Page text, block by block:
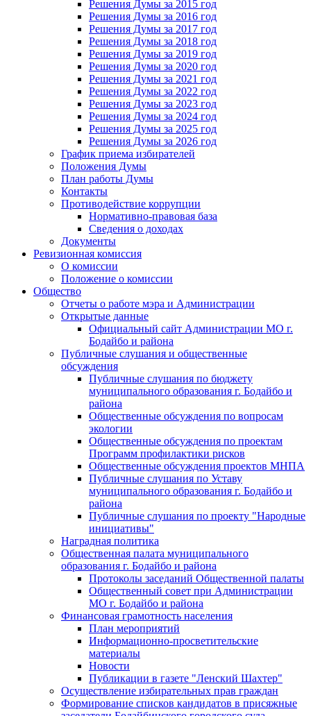
Решения Думы за 2015 год
Решения Думы за 2016 год
Решения Думы за 2017 год
Решения Думы за 2018 год
Решения Думы за 2019 год
Решения Думы за 2020 год
Решения Думы за 2021 год
Решения Думы за 2022 год
Решения Думы за 2023 год
Решения Думы за 2024 год
Решения Думы за 2025 год
Решения Думы за 2026 год
График приема избирателей
Положения Думы
План работы Думы
Контакты
Противодействие коррупции
Нормативно-правовая база
Сведения о доходах
Документы
Ревизионная комиссия
О комиссии
Положение о комиссии
Общество
Отчеты о работе мэра и Администрации
Открытые данные
Официальный сайт Администрации МО г.
Бодайбо и района
Публичные слушания и общественные
обсуждения
Публичные слушания по бюджету
муниципального образования г. Бодайбо и
района
Общественные обсуждения по вопросам
экологии
Общественные обсуждения по проектам
Программ профилактики рисков
Общественные обсуждения проектов МНПА
Публичные слушания по Уставу
муниципального образования г. Бодайбо и
района
Публичные слушания по проекту "Народные
инициативы"
Наградная политика
Общественная палата муниципального
образования г. Бодайбо и района
Протоколы заседаний Общественной палаты
Общественный совет при Администрации
МО г. Бодайбо и района
Финансовая грамотность населения
План мероприятий
Информационно-просветительские
материалы
Новости
Публикации в газете "Ленский Шахтер"
Осуществление избирательных прав граждан
Формирование списков кандидатов в присяжные